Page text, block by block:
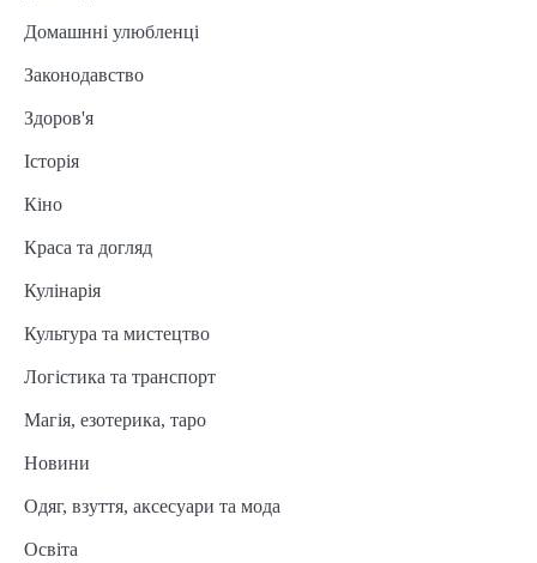
Домашнні улюбленці
Законодавство
Здоров'я
Історія
Кіно
Краса та догляд
Кулінарія
Культура та мистецтво
Логістика та транспорт
Магія, езотерика, таро
Новини
Одяг, взуття, аксесуари та мода
Освіта